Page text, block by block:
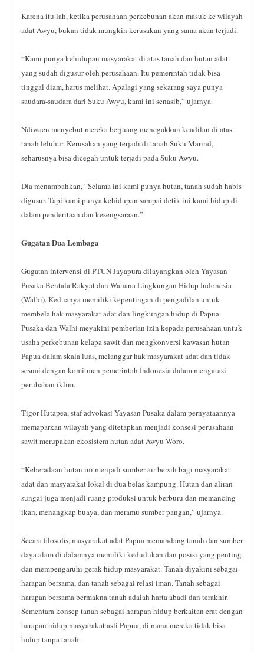
Karena itu lah, ketika perusahaan perkebunan akan masuk ke wilayah
adat Awyu, bukan tidak mungkin kerusakan yang sama akan terjadi.
“Kami punya kehidupan masyarakat di atas tanah dan hutan adat
yang sudah digusur oleh perusahaan. Itu pemerintah tidak bisa
tinggal diam, harus melihat. Apalagi yang sekarang saya punya
saudara-saudara dari Suku Awyu, kami ini senasib,” ujarnya.
Ndiwaen menyebut mereka berjuang menegakkan keadilan di atas
tanah leluhur. Kerusakan yang terjadi di tanah Suku Marind,
seharusnya bisa dicegah untuk terjadi pada Suku Awyu.
Dia menambahkan, “Selama ini kami punya hutan, tanah sudah habis
digusur. Tapi kami punya kehidupan sampai detik ini kami hidup di
dalam penderitaan dan kesengsaraan.”
Gugatan Dua Lembaga
Gugatan intervensi di PTUN Jayapura dilayangkan oleh Yayasan
Pusaka Bentala Rakyat dan Wahana Lingkungan Hidup Indonesia
(Walhi). Keduanya memiliki kepentingan di pengadilan untuk
membela hak masyarakat adat dan lingkungan hidup di Papua.
Pusaka dan Walhi meyakini pemberian izin kepada perusahaan untuk
usaha perkebunan kelapa sawit dan mengkonversi kawasan hutan
Papua dalam skala luas, melanggar hak masyarakat adat dan tidak
sesuai dengan komitmen pemerintah Indonesia dalam mengatasi
perubahan iklim.
Tigor Hutapea, staf advokasi Yayasan Pusaka dalam pernyataannya
memaparkan wilayah yang ditetapkan menjadi konsesi perusahaan
sawit merupakan ekosistem hutan adat Awyu Woro.
“Keberadaan hutan ini menjadi sumber air bersih bagi masyarakat
adat dan masyarakat lokal di dua belas kampung. Hutan dan aliran
sungai juga menjadi ruang produksi untuk berburu dan memancing
ikan, menangkap buaya, dan meramu sumber pangan,” ujarnya.
Secara filosofis, masyarakat adat Papua memandang tanah dan sumber
daya alam di dalamnya memiliki kedudukan dan posisi yang penting
dan mempengaruhi gerak hidup masyarakat. Tanah diyakini sebagai
harapan bersama, dan tanah sebagai relasi iman. Tanah sebagai
harapan bersama bermakna tanah adalah harta abadi dan terakhir.
Sementara konsep tanah sebagai harapan hidup berkaitan erat dengan
harapan hidup masyarakat asli Papua, di mana mereka tidak bisa
hidup tanpa tanah.